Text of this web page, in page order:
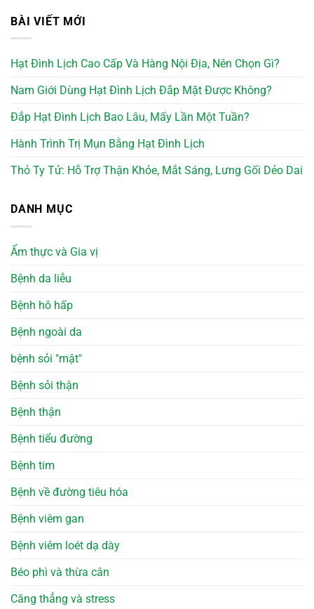
BÀI VIẾT MỚI
Hạt Đình Lịch Cao Cấp Và Hàng Nội Địa, Nên Chọn Gì?
Nam Giới Dùng Hạt Đình Lịch Đắp Mặt Được Không?
Đắp Hạt Đình Lịch Bao Lâu, Mấy Lần Một Tuần?
Hành Trình Trị Mụn Bằng Hạt Đình Lịch
Thỏ Ty Tử: Hỗ Trợ Thận Khỏe, Mắt Sáng, Lưng Gối Dẻo Dai
DANH MỤC
Ẩm thực và Gia vị
Bệnh da liễu
Bệnh hô hấp
Bệnh ngoài da
bệnh sỏi "mật"
Bệnh sỏi thận
Bệnh thận
Bệnh tiểu đường
Bệnh tim
Bệnh về đường tiêu hóa
Bệnh viêm gan
Bệnh viêm loét dạ dày
Béo phì và thừa cân
Căng thẳng và stress